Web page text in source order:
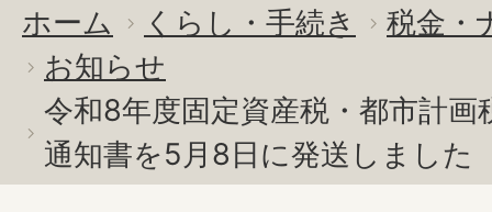
ホーム くらし・手続き
税金・
お知らせ
令和8年度固定資産税・都市計画
通知書を5月8日に発送しました